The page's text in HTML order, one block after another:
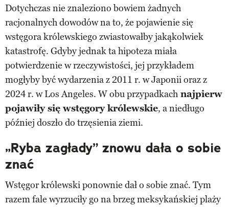
Dotychczas nie znaleziono bowiem żadnych
racjonalnych dowodów na to, że pojawienie się
wstęgora królewskiego zwiastowałby jakąkolwiek
katastrofę. Gdyby jednak ta hipoteza miała
potwierdzenie w rzeczywistości, jej przykładem
mogłyby być wydarzenia z 2011 r. w Japonii oraz z
2024 r. w Los Angeles. W obu przypadkach najpierw
pojawiły się wstęgory królewskie, a niedługo
później doszło do trzęsienia ziemi.
„Ryba zagłady” znowu dała o sobie
znać
Wstęgor królewski ponownie dał o sobie znać. Tym
razem fale wyrzuciły go na brzeg meksykańskiej plaży